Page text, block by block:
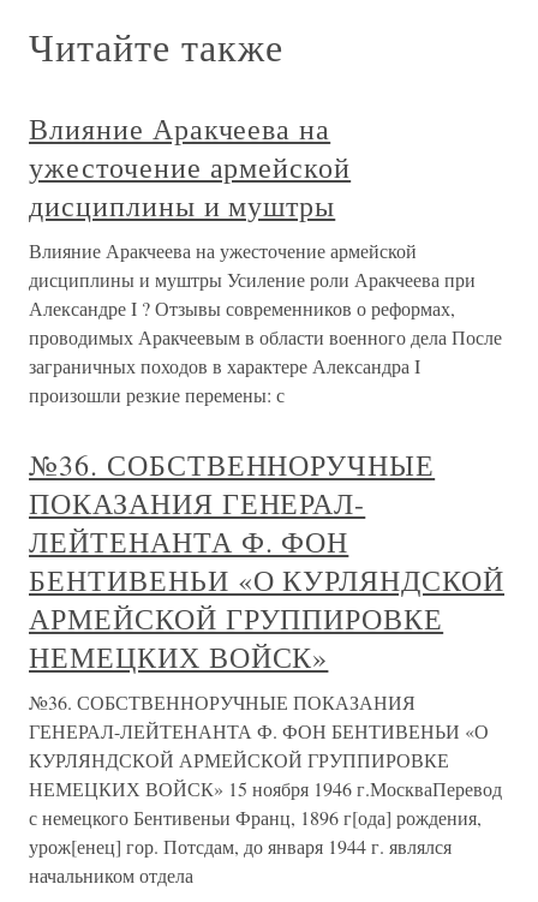
Читайте также
Влияние Аракчеева на
ужесточение армейской
дисциплины и муштры
Влияние Аракчеева на ужесточение армейской
дисциплины и муштры Усиление роли Аракчеева при
Александре I ? Отзывы современников о реформах,
проводимых Аракчеевым в области военного дела После
заграничных походов в характере Александра I
произошли резкие перемены: с
№36. СОБСТВЕННОРУЧНЫЕ
ПОКАЗАНИЯ ГЕНЕРАЛ-
ЛЕЙТЕНАНТА Ф. ФОН
БЕНТИВЕНЬИ «О КУРЛЯНДСКОЙ
АРМЕЙСКОЙ ГРУППИРОВКЕ
НЕМЕЦКИХ ВОЙСК»
№36. СОБСТВЕННОРУЧНЫЕ ПОКАЗАНИЯ
ГЕНЕРАЛ-ЛЕЙТЕНАНТА Ф. ФОН БЕНТИВЕНЬИ «О
КУРЛЯНДСКОЙ АРМЕЙСКОЙ ГРУППИРОВКЕ
НЕМЕЦКИХ ВОЙСК» 15 ноября 1946 г.МоскваПеревод
с немецкого Бентивеньи Франц, 1896 г[ода] рождения,
урож[енец] гор. Потсдам, до января 1944 г. являлся
начальником отдела